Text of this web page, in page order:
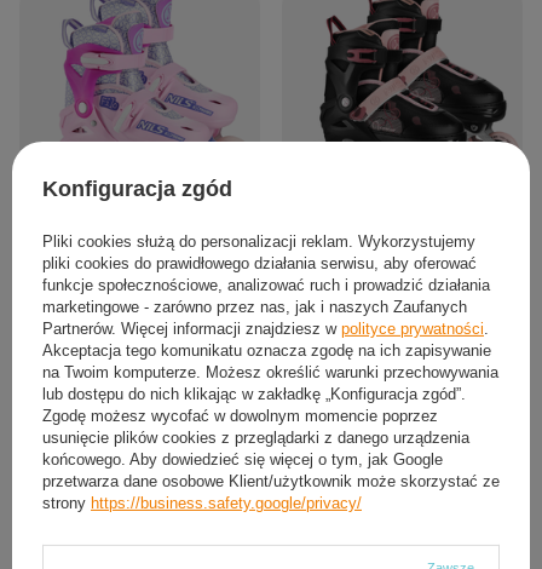
Rolki Regulowane Łyżworolki
Rekreacyjne Dziecięce Różowe Nils
Extreme
114,24 zł / para
ROZMIAR: 26-29 30-33 34-37
Rolki Regulowane Dziecięce
Rekreacyjne Kauczukowe Kółka
ABEC-7 Nils Extreme
143,90 zł / para
ROZMIAR: 34-37 38-41
Konfiguracja zgód
Pliki cookies służą do personalizacji reklam. Wykorzystujemy
pliki cookies do prawidłowego działania serwisu, aby oferować
funkcje społecznościowe, analizować ruch i prowadzić działania
marketingowe - zarówno przez nas, jak i naszych Zaufanych
Partnerów. Więcej informacji znajdziesz w polityce prywatności
Akceptacja tego komunikatu oznacza zgodę na ich zapisywanie
na Twoim komputerze. Możesz określić warunki przechowywania
lub dostępu do nich klikając w zakładkę „Konfiguracja zgód”.
Zgodę możesz wycofać w dowolnym momencie poprzez
usunięcie plików cookies z przeglądarki z danego urządzenia
końcowego. Aby dowiedzieć się więcej o tym, jak Google
przetwarza dane osobowe Klient/użytkownik może skorzystać ze
strony https://business.safety.google/privacy/